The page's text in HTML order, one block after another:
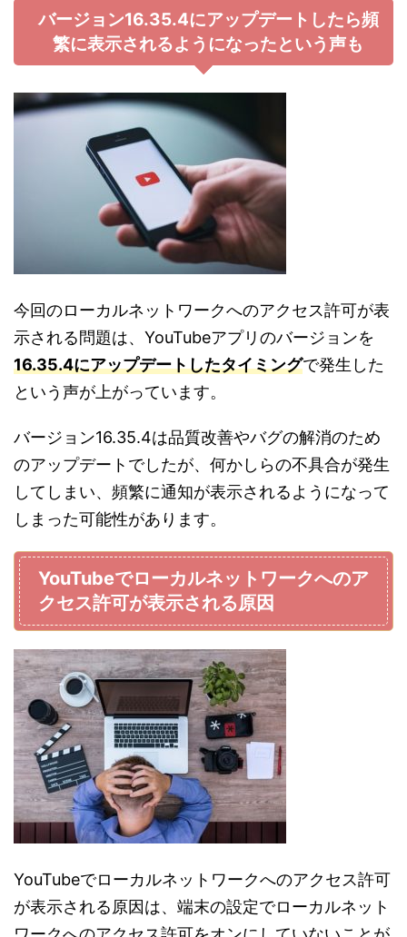
バージョン16.35.4にアップデートしたら頻
繁に表示されるようになったという声も
今回のローカルネットワークへのアクセス許可が表
示される問題は、 YouTubeアプリのバージョンを
16.35.4にアップデートしたタイミングで発生した
という声が上がっています。
バージョン16.35.4は品質改善やバグの解消のため
のアップデートでしたが、何かしらの不具合が発生
してしまい、頻繁に通知が表示されるようになって
しまった可能性があります。
YouTubeでローカルネットワークへのア
クセス許可が表示される原因
YouTubeでローカルネットワークへのアクセス許可
が表示される原因は、端末の設定でローカルネット